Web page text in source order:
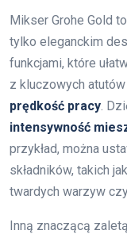
Mikser Grohe Gold
tylko eleganckim
funkcjami, które
z kluczowych
prędkość pracy.
intensywność
przykład, można
składników, takich
twardych warzyw
Inną znaczącą